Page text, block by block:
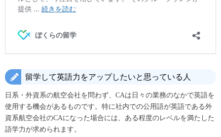
留学して英語力をアップしたいと思っている人
日系・外資系の航空会社を問わず、CAは日々の業務のなかで英語を
使用する機会があるものです。特に社内での公用語が英語である外
資系航空会社のCAになった場合には、ある程度のレベルを満たした
語学力が求められます。